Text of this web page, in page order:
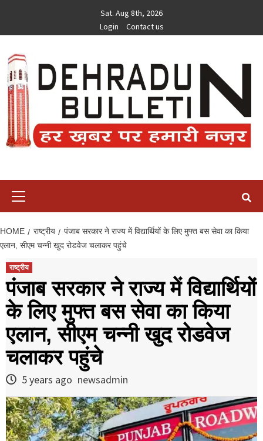
content
Sat. Aug 8th, 2026
Login
Contact us
HOME राष्ट्रीय
पंजाब सरकार ने राज्य में विद्यार्थियों के लिए मुफ्त बस सेवा का किया
एलान, सीएम चन्नी खुद रोडवेज चलाकर पहुंचे
राष्ट्रीय
पंजाब सरकार ने राज्य में विद्यार्थियों
के लिए मुफ्त बस सेवा का किया
एलान, सीएम चन्नी खुद रोडवेज
चलाकर पहुंचे
5 years ago newsadmin